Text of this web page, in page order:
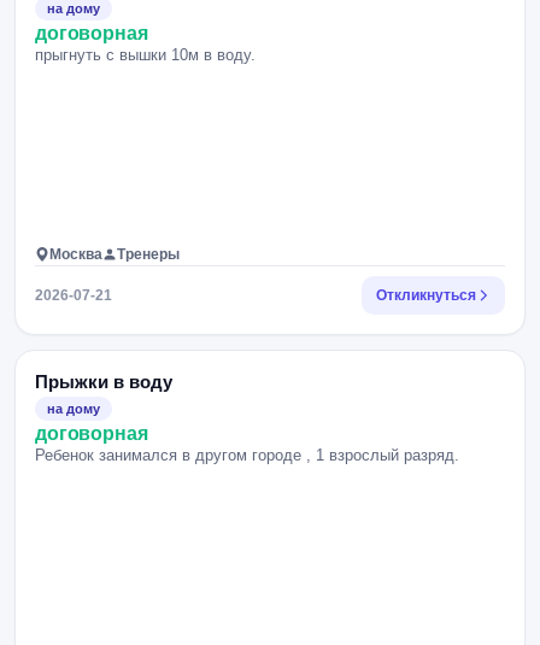
на дому
договорная
прыгнуть с вышки 10м в воду.
Москва Тренеры
2026-07-21 Откликнуться
Прыжки в воду
на дому
договорная
Ребенок занимался в другом городе , 1 взрослый разряд.